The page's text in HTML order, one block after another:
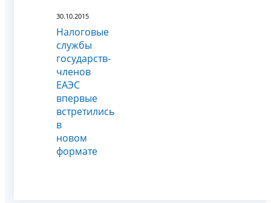
30.10.2015
Налоговые
службы
государств-
членов
ЕАЭС
впервые
встретились
в
новом
формате